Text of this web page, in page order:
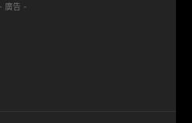
- 廣告 -